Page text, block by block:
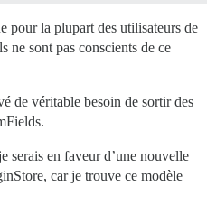
pour la plupart des utilisateurs de
ne sont pas conscients de ce
de véritable besoin de sortir des
serais en faveur d’une nouvelle
car je trouve ce modèle